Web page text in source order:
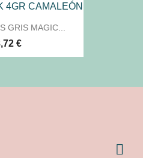
GRIS MAGIC...
€
